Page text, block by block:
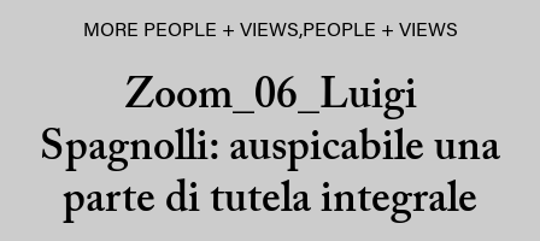
MORE PEOPLE + VIEWS,PEOPLE + VIEWS
Zoom_06_Luigi
Spagnolli: auspicabile una
parte di tutela integrale